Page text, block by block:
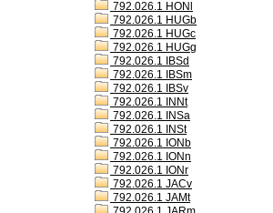
792.026.1 HONl
792.026.1 HUGb
792.026.1 HUGc
792.026.1 HUGg
792.026.1 IBSd
792.026.1 IBSm
792.026.1 IBSv
792.026.1 INNt
792.026.1 INSa
792.026.1 INSt
792.026.1 IONb
792.026.1 IONn
792.026.1 IONr
792.026.1 JACv
792.026.1 JAMt